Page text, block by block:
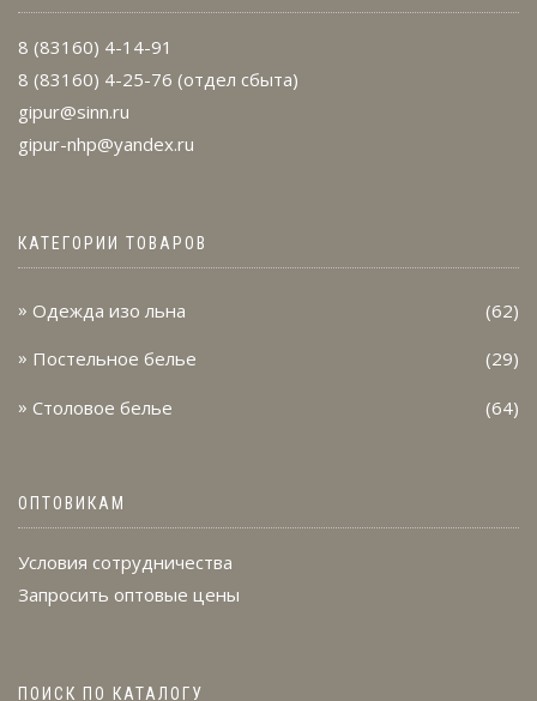
8 (83160) 4-14-91
8 (83160) 4-25-76 (отдел сбыта)
gipur@sinn.ru
gipur-nhp@yandex.ru
КАТЕГОРИИ ТОВАРОВ
Одежда изо льна (62)
Постельное белье (29)
Столовое белье (64)
ОПТОВИКАМ
Условия сотрудничества
Запросить оптовые цены
ПОИСК ПО КАТАЛОГУ